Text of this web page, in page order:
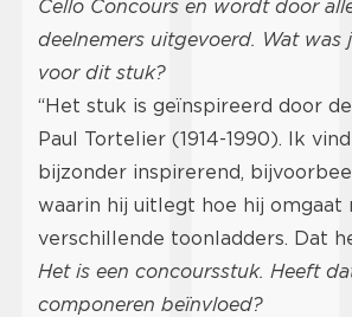
Cello Concours en wordt door
deelnemers uitgevoerd. Wat was
voor dit stuk?
“Het stuk is geïnspireerd door
Paul Tortelier (1914-1990). Ik
bijzonder inspirerend,
waarin hij uitlegt hoe hij omgaat
verschillende toonladders. Dat
Het is een concoursstuk. Heeft
componeren beïnvloed?